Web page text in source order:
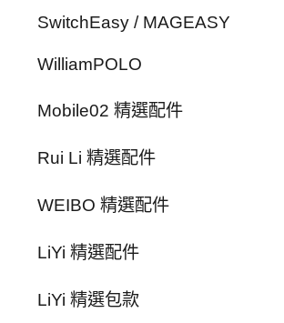
SwitchEasy / MAGEASY
WilliamPOLO
Mobile02 精選配件
Rui Li 精選配件
WEIBO 精選配件
LiYi 精選配件
LiYi 精選包款